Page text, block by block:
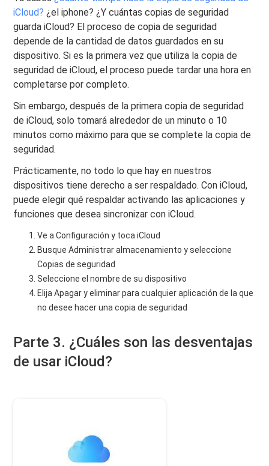
iCloud? ¿el iphone? ¿Y cuántas copias de seguridad
guarda iCloud? El proceso de copia de seguridad
depende de la cantidad de datos guardados en su
dispositivo. Si es la primera vez que utiliza la copia de
seguridad de iCloud, el proceso puede tardar una hora en
completarse por completo.
Sin embargo, después de la primera copia de seguridad
de iCloud, solo tomará alrededor de un minuto o 10
minutos como máximo para que se complete la copia de
seguridad.
Prácticamente, no todo lo que hay en nuestros
dispositivos tiene derecho a ser respaldado. Con iCloud,
puede elegir qué respaldar activando las aplicaciones y
funciones que desea sincronizar con iCloud.
Ve a Configuración y toca iCloud
Busque Administrar almacenamiento y seleccione
Copias de seguridad
Seleccione el nombre de su dispositivo
Elija Apagar y eliminar para cualquier aplicación de la que
no desee hacer una copia de seguridad
Parte 3. ¿Cuáles son las desventajas
de usar iCloud?